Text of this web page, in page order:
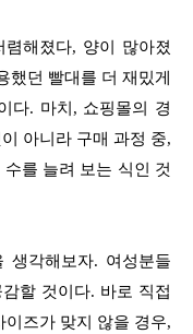
해졌다, 양이 많아졌
했던 빨대를 더 재밌게
다. 마치, 쇼핑몰의 경
아니라 구매 과정 중,
를 늘려 보는 식인 것
생각해보자. 여성분들
할 것이다. 바로 직접
즈가 맞지 않을 경우,